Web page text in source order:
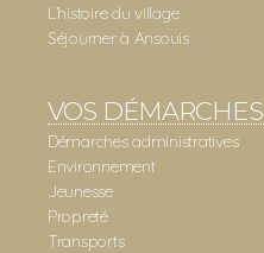
L’histoire du village
Séjourner à Ansouis
VOS DÉMARCHES
Démarches administratives
Environnement
Jeunesse
Propreté
Transports